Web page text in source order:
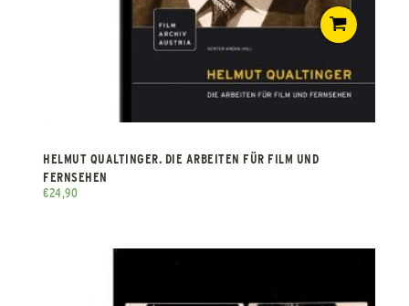
HELMUT QUALTINGER. DIE ARBEITEN FÜR FILM UND
FERNSEHEN
€24,90